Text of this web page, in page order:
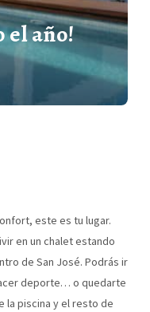
el año!
este es tu lugar.
en un chalet estando
de San José. Podrás ir
deporte… o quedarte
la piscina y el resto de